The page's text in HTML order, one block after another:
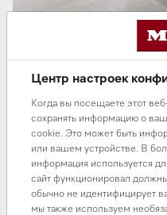
машинаMiele G 5050
специальной цене —498
тенге.
Полновстраиваемая
комплектов посуды
Центр настроек
Когда вы посещаете этот
сохранять информацию о
cookie. Это может быть
или вашем устройстве. В
информация используется
сайт функционировал
обычно не идентифицирует
мы также используем